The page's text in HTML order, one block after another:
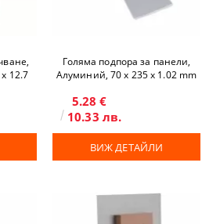
12.7
Голяма подпора за панели,
Алуминий, 70 x 235 х 1.02 mm
5.28 €
10.33 лв.
ВИЖ ДЕТАЙЛИ